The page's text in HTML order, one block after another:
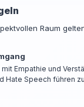
Raum
Empathie und
Hate Speech führen